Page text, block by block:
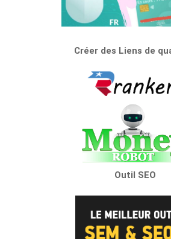
Créer des Liens de
Outil SEO